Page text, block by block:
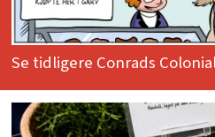
Se tidligere Conrads